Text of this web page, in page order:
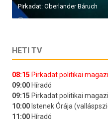
Pirkadat: Oberlander Báruch
HETI TV